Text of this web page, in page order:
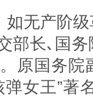
无产阶级
部长､国
原国务院
女王”著